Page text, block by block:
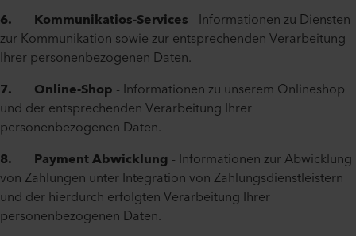
6. Kommunikatios-Services - Informationen zu Diensten
zur Kommunikation sowie zur entsprechenden Verarbeitung
Ihrer personenbezogenen Daten.
7. Online-Shop - Informationen zu unserem Onlineshop
und der entsprechenden Verarbeitung Ihrer
personenbezogenen Daten.
8. Payment Abwicklung - Informationen zur Abwicklung
von Zahlungen unter Integration von Zahlungsdienstleistern
und der hierdurch erfolgten Verarbeitung Ihrer
personenbezogenen Daten.